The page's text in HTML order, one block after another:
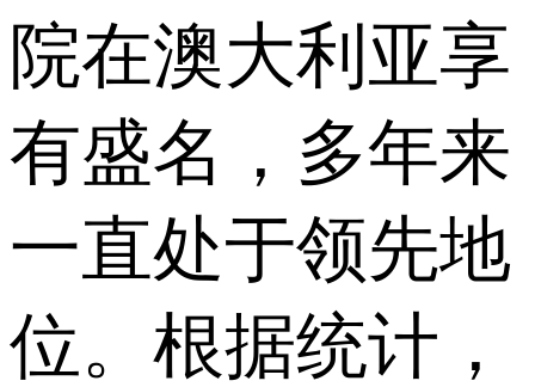
院在澳大利亚享
有盛名，多年来
一直处于领先地
位。根据统计，